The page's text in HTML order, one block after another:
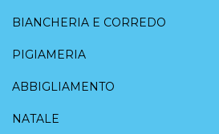
BIANCHERIA E CORREDO
PIGIAMERIA
ABBIGLIAMENTO
NATALE